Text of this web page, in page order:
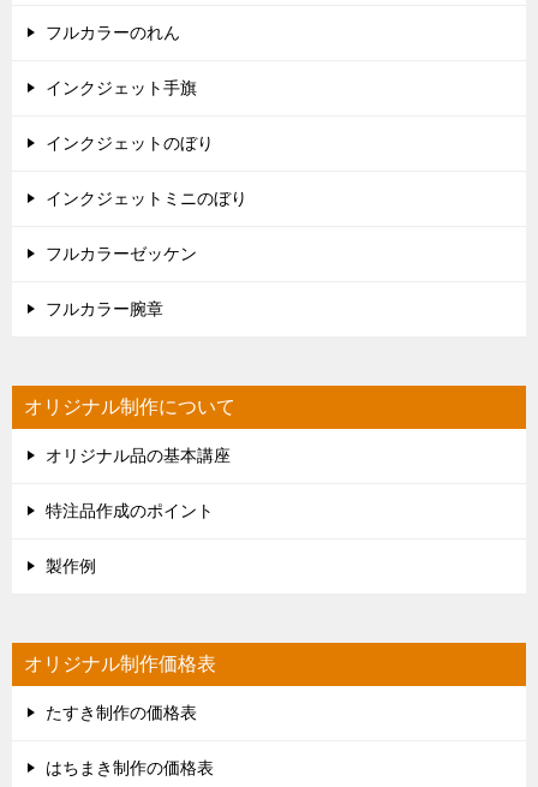
フルカラーのれん
インクジェット手旗
インクジェットのぼり
インクジェットミニのぼり
フルカラーゼッケン
フルカラー腕章
オリジナル制作について
オリジナル品の基本講座
特注品作成のポイント
製作例
オリジナル制作価格表
たすき制作の価格表
はちまき制作の価格表